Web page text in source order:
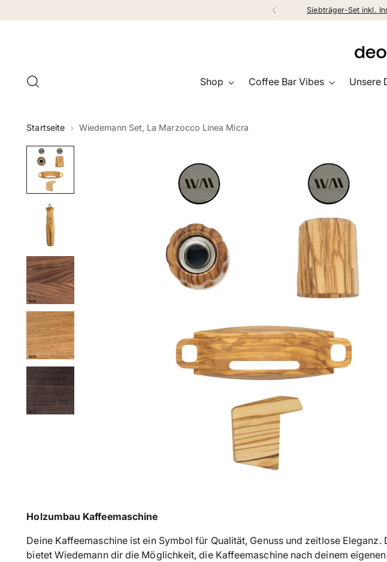
Siebträger-Set inkl.
Shop Coffee Bar Vibes Unsere
Startseite Wiedemann Set, La Marzocco Linea Micra
Holzumbau Kaffeemaschine
Deine Kaffeemaschine ist ein Symbol für Qualität, Genuss und zeitlose Eleganz.
bietet Wiedemann dir die Möglichkeit, die Kaffeemaschine nach deinem eigenen